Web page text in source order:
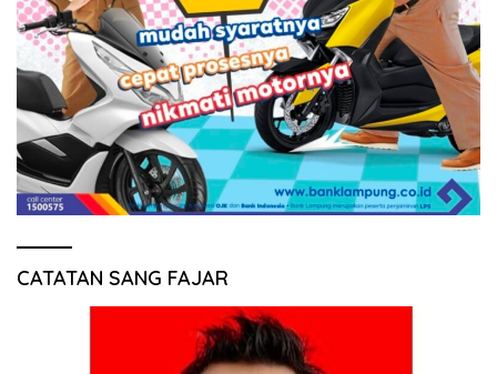
CATATAN SANG FAJAR